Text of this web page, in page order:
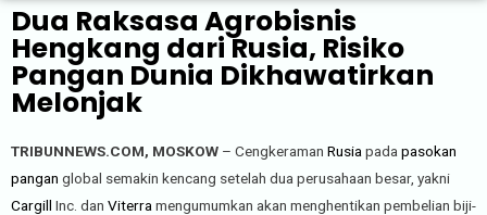
Dua Raksasa Agrobisnis
Hengkang dari Rusia, Risiko
Pangan Dunia Dikhawatirkan
Melonjak
TRIBUNNEWS.COM, MOSKOW – Cengkeraman Rusia pada pasokan
pangan global semakin kencang setelah dua perusahaan besar, yakni
Cargill Inc. dan Viterra mengumumkan akan menghentikan pembelian biji-